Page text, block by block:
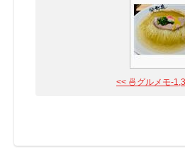
<< 🍜グルメモ-